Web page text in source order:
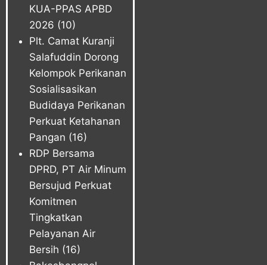
KUA-PPAS APBD
2026 (10)
Plt. Camat Kuranji
Salafuddin Dorong
Kelompok Perikanan
Sosialisasikan
Budidaya Perikanan
Perkuat Ketahanan
Pangan (16)
RDP Bersama
DPRD, PT Air Minum
Bersujud Perkuat
Komitmen
Tingkatkan
Pelayanan Air
Bersih (16)